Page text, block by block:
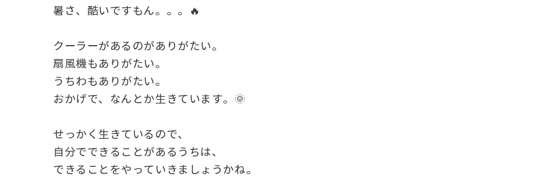
暑さ、酷いですもん。。。🔥
クーラーがあるのがありがたい。
扇風機もありがたい。
うちわもありがたい。
おかげで、なんとか生きています。🌞
せっかく生きているので、
自分でできることがあるうちは、
できることをやっていきましょうかね。